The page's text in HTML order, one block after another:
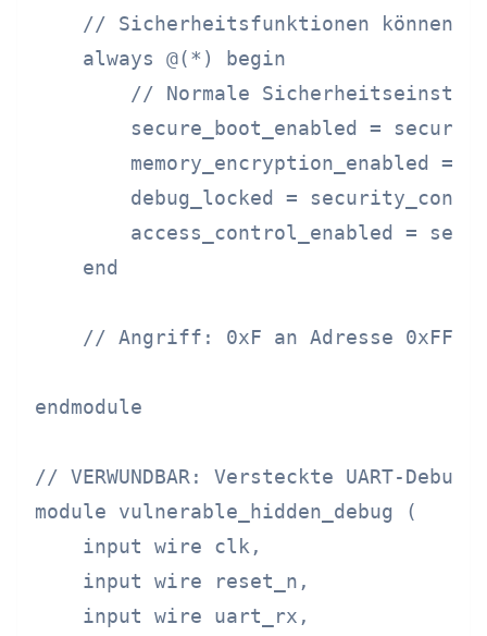
// Sicherheitsfunktionen können
    always @(*) begin
// Normale
secure_boot_enabled =
memory_encryption_enabled =
debug_locked =
access_control_enabled =
    end
// Angriff: 0xF an Adresse 0xFF
endmodule
// VERWUNDBAR: Versteckte UART-
module vulnerable_hidden_debug (
    input wire clk,
    input wire reset_n,
    input wire uart_rx,